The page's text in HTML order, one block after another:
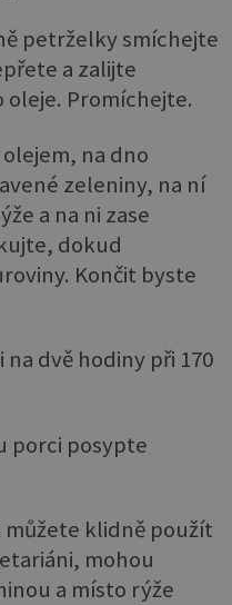
petrželky smíchejte
a zalijte
oleje. Promíchejte.
na dno
zeleniny, na ní
a na ni zase
dokud
Končit byste
dvě hodiny při 170
porci posypte
můžete klidně použít
mohou
a místo rýže